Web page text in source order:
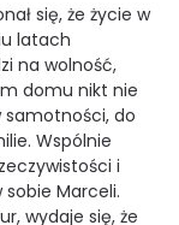
się, że życie w
latach
na wolność,
domu nikt nie
samotności, do
Wspólnie
i
sobie Marceli.
wydaje się, że